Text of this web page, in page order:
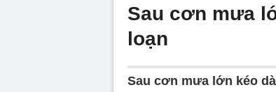
Sau cơn mưa
loạn
Sau cơn mưa lớn kéo